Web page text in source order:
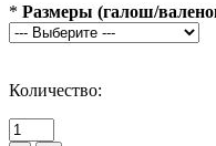
* Размеры (галош/
Количество: